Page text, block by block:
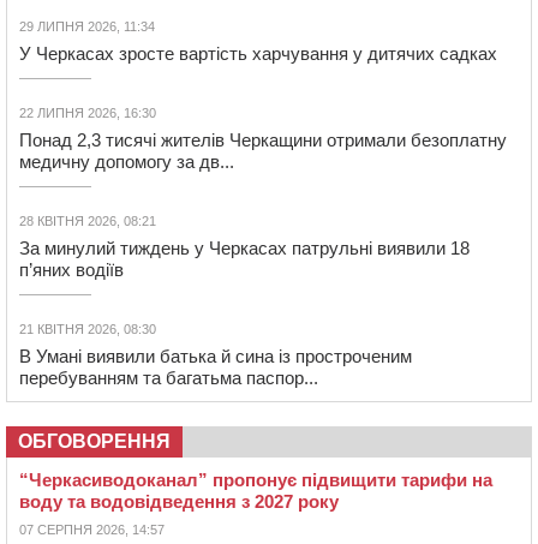
29 ЛИПНЯ 2026, 11:34
У Черкасах зросте вартість харчування у дитячих садках
22 ЛИПНЯ 2026, 16:30
Понад 2,3 тисячі жителів Черкащини отримали безоплатну
медичну допомогу за дв...
28 КВІТНЯ 2026, 08:21
За минулий тиждень у Черкасах патрульні виявили 18
п’яних водіїв
21 КВІТНЯ 2026, 08:30
В Умані виявили батька й сина із простроченим
перебуванням та багатьма паспор...
ОБГОВОРЕННЯ
“Черкасиводоканал” пропонує підвищити тарифи на
воду та водовідведення з 2027 року
07 СЕРПНЯ 2026, 14:57